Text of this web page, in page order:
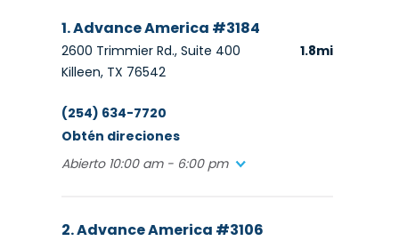
1. Advance America #3184
1.8mi
2600 Trimmier Rd., Suite 400
Killeen, TX 76542
(254) 634-7720
Obtén direciones
Abierto 10:00 am - 6:00 pm
2. Advance America #3106